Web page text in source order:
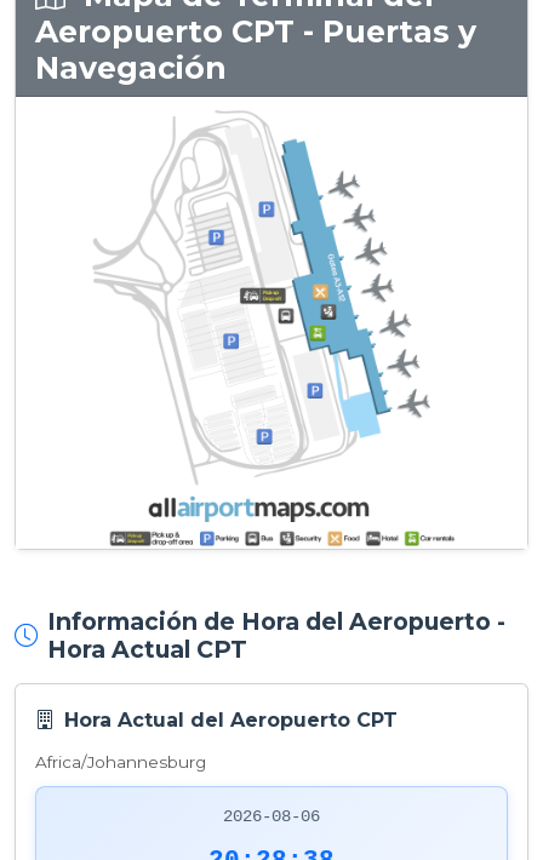
Aeropuerto CPT - Puertas y
Navegación
Información de Hora del Aeropuerto -
Hora Actual CPT
Hora Actual del Aeropuerto CPT
Africa/Johannesburg
2026-08-06